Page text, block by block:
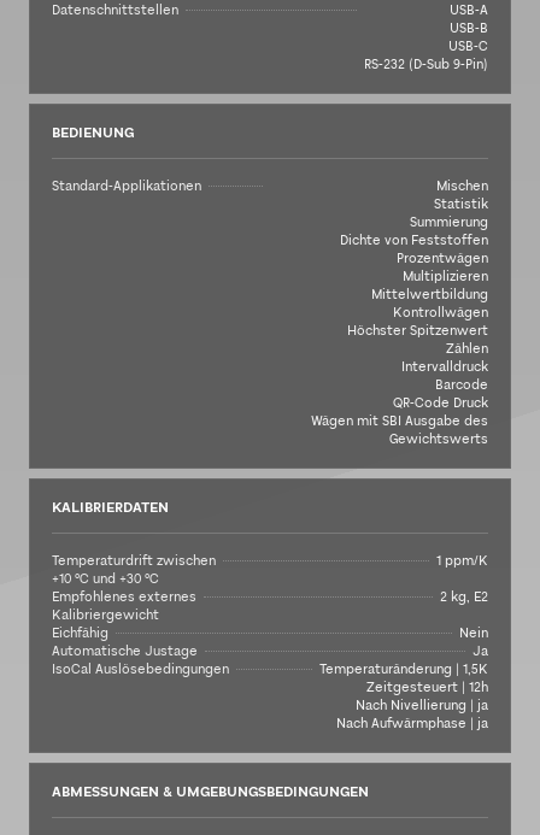
Datenschnittstellen
USB-A
USB-B
USB-C
RS-232 (D-Sub 9-Pin)
BEDIENUNG
Standard-Applikationen
Mischen
Statistik
Summierung
Dichte von Feststoffen
Prozentwägen
Multiplizieren
Mittelwertbildung
Kontrollwägen
Höchster Spitzenwert
Zählen
Intervalldruck
Barcode
QR-Code Druck
Wägen mit SBI Ausgabe des
Gewichtswerts
KALIBRIERDATEN
Temperaturdrift zwischen
+10 °C und +30 °C
1 ppm/K
Empfohlenes externes
Kalibriergewicht
2 kg, E2
Eichfähig
Nein
Automatische Justage
Ja
IsoCal Auslösebedingungen
Temperaturänderung | 1,5K
Zeitgesteuert | 12h
Nach Nivellierung | ja
Nach Aufwärmphase | ja
ABMESSUNGEN & UMGEBUNGSBEDINGUNGEN